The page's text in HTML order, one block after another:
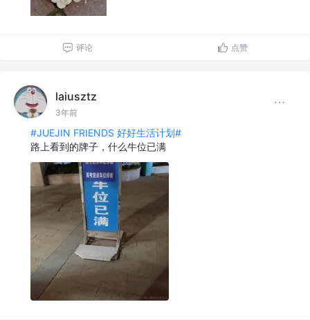
评论 点赞
laiusztz
3年前
#JUEJIN FRIENDS 好好生活计划#
路上看到的牌子，什么牛位已满